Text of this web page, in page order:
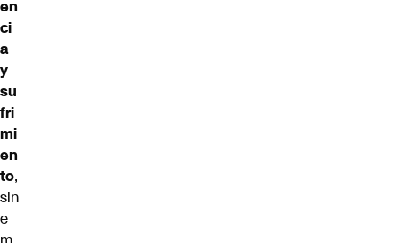
en
ci
a
y
su
fri
mi
en
to,
sin
e